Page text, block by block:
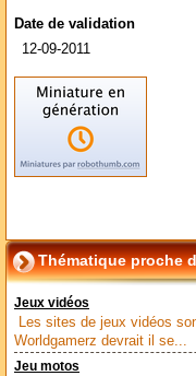
Date de validation
12-09-2011
Thématique proche
Jeux vidéos
Les sites de jeux vidéos
Worldgamerz devrait il se...
Jeu motos